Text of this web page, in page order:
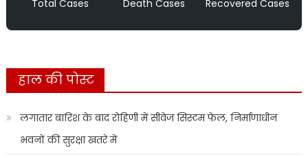
Total Cases Death Cases Recovered Cases
हाल की पोस्ट
लगातार बारिश के बाद रोहिणी में सीवेज सिस्टम फेल, निर्माणाधीन
भवनों की सुरक्षा खतरे में